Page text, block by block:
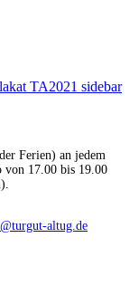
Ferien) an jedem
von 17.00 bis 19.00
altug.de